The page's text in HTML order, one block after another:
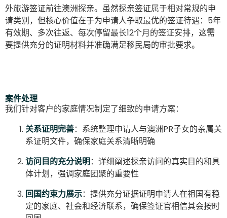
外旅游签证前往澳洲探亲。虽然探亲签证属于相对常规的申
请类别，但核心价值在于为申请人争取最优的签证待遇：5年
有效期、多次往返、每次停留最长12个月的签证安排，这需
要提供充分的证明材料并准确满足移民局的审批要求。
案件处理
我们针对客户的家庭情况制定了细致的申请方案：
关系证明完善：系统整理申请人与澳洲PR子女的亲属关
系证明文件，确保家庭关系清晰明确
访问目的充分说明：详细阐述探亲访问的真实目的和具
体计划，强调家庭团聚的重要性
回国约束力展示：提供充分证据证明申请人在祖国有稳
定的家庭、社会和经济联系，确保签证官相信其会按时